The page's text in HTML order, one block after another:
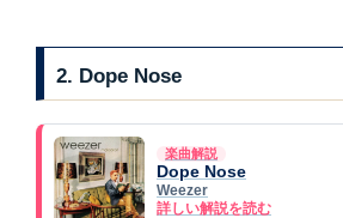
2. Dope Nose
楽曲解説
Dope Nose
Weezer
詳しい解説を読む